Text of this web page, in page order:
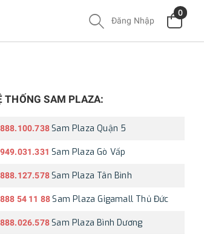
Đăng Nhập
0
THỐNG SAM PLAZA:
Sam Plaza Quận 5
Sam Plaza Gò Vấp
Sam Plaza Tân Bình
54 11 88 Sam Plaza Gigamall Thủ Đức
Sam Plaza Bình Dương